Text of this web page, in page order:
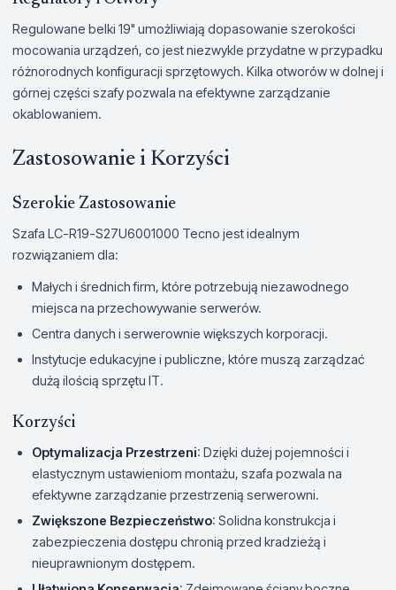
Regulowane belki 19" umożliwiają dopasowanie szerokości
mocowania urządzeń, co jest niezwykle przydatne w przypadku
różnorodnych konfiguracji sprzętowych. Kilka otworów w dolnej i
górnej części szafy pozwala na efektywne zarządzanie
okablowaniem.
Zastosowanie i Korzyści
Szerokie Zastosowanie
Szafa LC-R19-S27U6001000 Tecno jest idealnym
rozwiązaniem dla:
Małych i średnich firm, które potrzebują niezawodnego
miejsca na przechowywanie serwerów.
Centra danych i serwerownie większych korporacji.
Instytucje edukacyjne i publiczne, które muszą zarządzać
dużą ilością sprzętu IT.
Korzyści
Optymalizacja Przestrzeni: Dzięki dużej pojemności i
elastycznym ustawieniom montażu, szafa pozwala na
efektywne zarządzanie przestrzenią serwerowni.
Zwiększone Bezpieczeństwo: Solidna konstrukcja i
zabezpieczenia dostępu chronią przed kradzieżą i
nieuprawnionym dostępem.